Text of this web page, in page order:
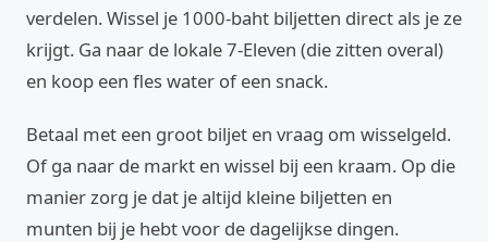
verdelen. Wissel je 1000-baht biljetten direct als je ze
krijgt. Ga naar de lokale 7-Eleven (die zitten overal)
en koop een fles water of een snack.
Betaal met een groot biljet en vraag om wisselgeld.
Of ga naar de markt en wissel bij een kraam. Op die
manier zorg je dat je altijd kleine biljetten en
munten bij je hebt voor de dagelijkse dingen.